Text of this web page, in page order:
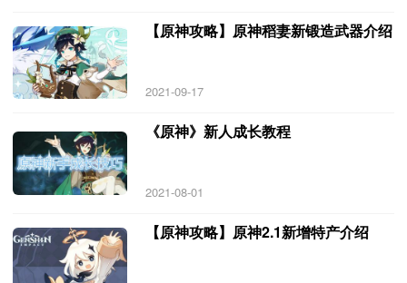
【原神攻略】原神稻妻新锻造武器介绍
2021-09-17
《原神》新人成长教程
2021-08-01
【原神攻略】原神2.1新增特产介绍